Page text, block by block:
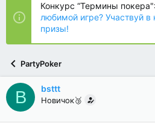
ы
л
а
Конкурс “Термины покера":
любимой игре? Участвуй
призы!
PartyPoker
B bsttt
Новичок🥉